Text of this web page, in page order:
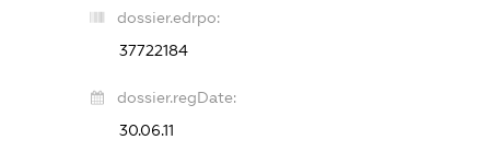
dossier.edrpo:
37722184
dossier.regDate:
30.06.11